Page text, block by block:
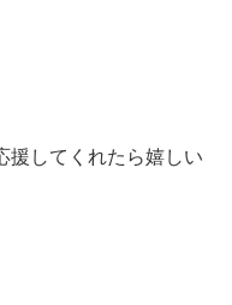
援してくれたら嬉しい